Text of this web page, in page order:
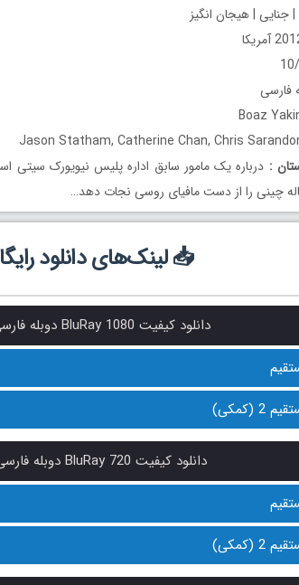
جنایی | هیجان انگیز
فارسی
: درباره یک مامور سابق اداره پلیس نیویورک سیتی
📥 لینک‌های دانلود
دانلود کیفیت BluRay 1080 دوبله فارسی (1.3 گیگابایت)
(کمکی)
دانلود کیفیت BluRay 720 دوبله فارسی (680 مگابایت)
(کمکی)